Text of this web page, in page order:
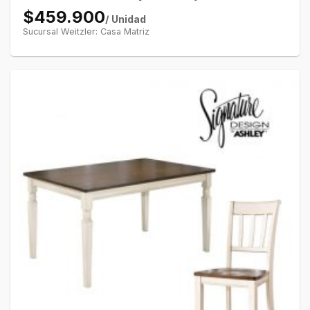
$459.900/ Unidad
Sucursal Weitzler: Casa Matriz